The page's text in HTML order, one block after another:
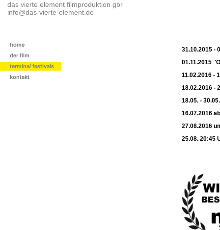
das vierte element filmproduktion gbr
info@das-vierte-element.de
31.10.2015 -
01.11.2015
11.02.2016 -
18.02.2016 -
18.05. -
16.07.2016
27.08.2016
25.08. 20:45